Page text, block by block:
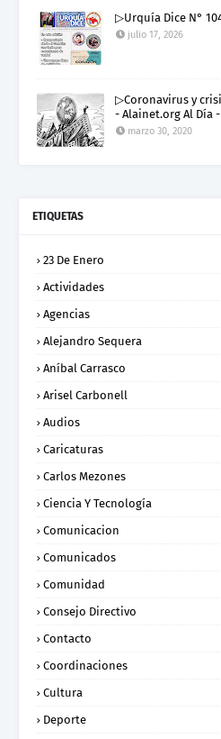
▷Urquía Dice N°
julio 17, 2026
▷Coronavirus y
- Alainet.org Al Día
marzo 30, 2020
ETIQUETAS
23 De Enero
Actividades
Agencias
Alejandro Sequera
Aníbal Carrasco
Arisel Carbonell
Audios
Caricaturas
Carlos Mezones
Ciencia Y Tecnología
Comunicacion
Comunicados
Comunidad
Consejo Directivo
Contacto
Coordinaciones
Cultura
Deporte